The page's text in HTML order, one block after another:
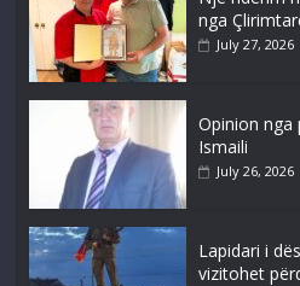
nga
July 27, 2026
Opinion
Ismaili
July 26, 2026
Lapidari i
vizitohet